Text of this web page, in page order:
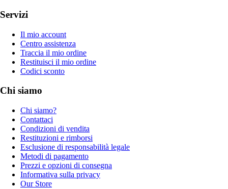
Servizi
Il mio account
Centro assistenza
Traccia il mio ordine
Restituisci il mio ordine
Codici sconto
Chi siamo
Chi siamo?
Contattaci
Condizioni di vendita
Restituzioni e rimborsi
Esclusione di responsabilità legale
Metodi di pagamento
Prezzi e opzioni di consegna
Informativa sulla privacy
Our Store